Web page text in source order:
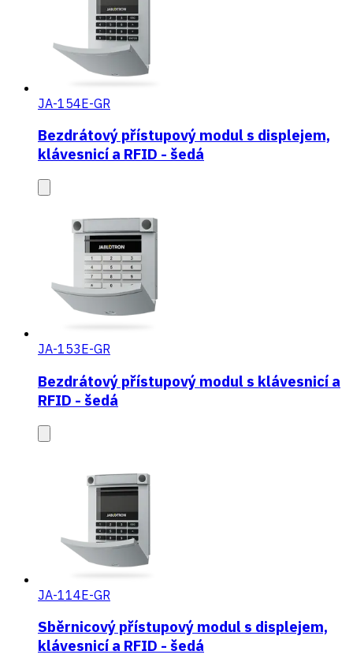
JA-154E-GR
Bezdrátový přístupový modul s displejem,
klávesnicí a RFID - šedá
JA-153E-GR
Bezdrátový přístupový modul s klávesnicí a
RFID - šedá
JA-114E-GR
Sběrnicový přístupový modul s displejem,
klávesnicí a RFID - šedá